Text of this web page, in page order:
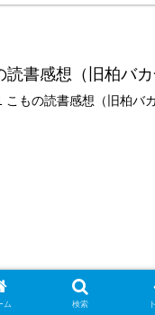
読書感想（旧柏バカ
もの読書感想（旧柏バカ
ム 検索